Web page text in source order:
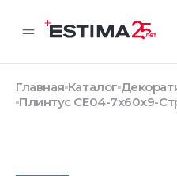
Главная Каталог
Плинтус CE04-7x60x9-